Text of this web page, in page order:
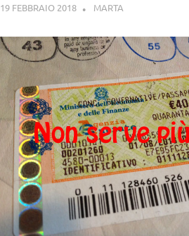
19 FEBBRAIO 2018 MARTA